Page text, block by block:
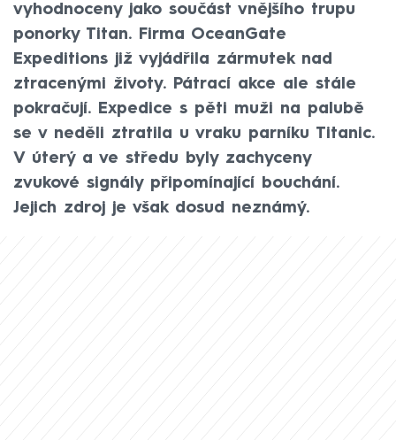
vyhodnoceny jako součást vnějšího trupu
ponorky Titan. Firma OceanGate
Expeditions již vyjádřila zármutek nad
ztracenými životy. Pátrací akce ale stále
pokračují. Expedice s pěti muži na palubě
se v neděli ztratila u vraku parníku Titanic.
V úterý a ve středu byly zachyceny
zvukové signály připomínající bouchání.
Jejich zdroj je však dosud neznámý.